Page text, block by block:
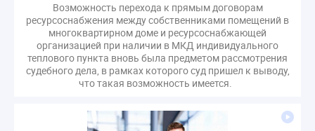
Возможность перехода к прямым договорам
ресурсоснабжения между собственниками помещений в
многоквартирном доме и ресурсоснабжающей
организацией при наличии в МКД индивидуального
теплового пункта вновь была предметом рассмотрения
судебного дела, в рамках которого суд пришел к выводу,
что такая возможность имеется.